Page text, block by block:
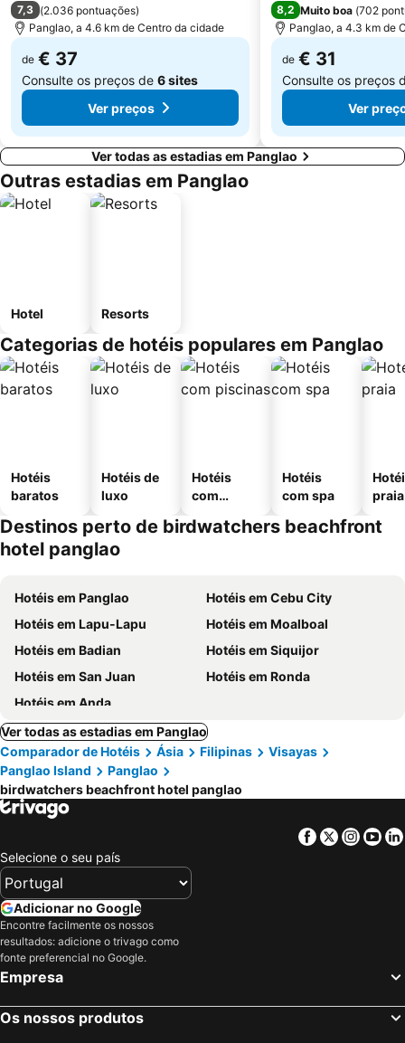
7,3 (2.036 pontuações)
Panglao, a 4.6 km de Centro da cidade
de € 37
Consulte os preços de 6 sites
Ver preços
8,2 Muito boa (702
Panglao, a 4.3 km de
de € 31
Consulte os preços
Ver
Ver todas as estadias em Panglao
Outras estadias em Panglao
Hotel Resorts
Categorias de hotéis populares em Panglao
Hotéis
baratos
Hotéis de
luxo
Hotéis
com
Hotéis
com spa
praia
Destinos perto de birdwatchers beachfront
hotel panglao
Hotéis em Panglao
Hotéis em Cebu City
Hotéis em Lapu-Lapu
Hotéis em Moalboal
Hotéis em Badian
Hotéis em Siquijor
Hotéis em San Juan
Hotéis em Ronda
Hotéis em Anda
Ver todas as estadias em Panglao
Comparador de Hotéis
Ásia Filipinas
Visayas
Panglao Island
Panglao
birdwatchers beachfront hotel panglao
Facebook
Twitter
Selecione o seu país
Adicionar no Google
Encontre facilmente os nossos
resultados: adicione o trivago como
fonte preferencial no Google.
Empresa
Os nossos produtos